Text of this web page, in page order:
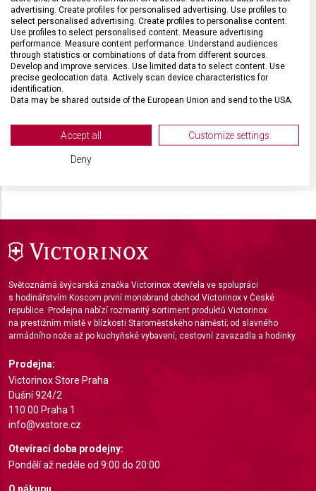
HMOTNOST 17 g
MATERIÁL RUKOJETI Ocel
VELIKOST 12,5 x 9 x 2,3 cm
Stříbrná
Světoznámá švýcarská značka Victorinox otevřela ve spolupráci
s hodinářstvím Koscom první monobrand obchod Victorinox v České
republice. Prodejna nabízí rozmanitý sortiment produktů Victorinox
na prestižním místě v blízkosti Staroměstského náměstí; od slavného
armádního nože až po kuchyňské vybavení, cestovní zavazadla a hodinky.
Prodejna:
Victorinox Store Praha
Dušní 924/2
110 00 Praha 1
info@vxstore.cz
Otevírací doba prodejny:
Pondělí až neděle od 9:00 do 20:00
O nákupu
advertising. Create profiles for personalised advertising. Use profiles to
select personalised advertising. Create profiles to personalise content.
Use profiles to select personalised content. Measure advertising
performance. Measure content performance. Understand audiences
through statistics or combinations of data from different sources.
Develop and improve services. Use limited data to select content. Use
precise geolocation data. Actively scan device characteristics for
identification.
Data may be shared outside of the European Union and send to the USA.
View Partner List (2 IAB Vendors)
We use your data for the following purposes:
Use limited data to select advertising
Create profiles for personalised advertising
Use profiles to select personalised
advertising
Create profiles to personalise content
Measure advertising performance
Measure content performance
combinations of data from different sources
Accept all Customize settings
Deny